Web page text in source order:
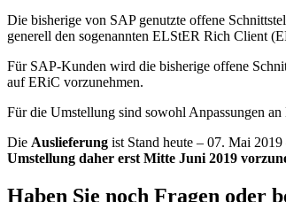
Die bisherige von SAP genutzte offene
generell den sogenannten ELStER Rich Client
Für SAP-Kunden wird die bisherige offene
auf ERiC vorzunehmen.
Für die Umstellung sind sowohl Anpassungen
Die Auslieferung ist Stand heute – 07. Mai 2019
Umstellung daher erst Mitte Juni 2019
Haben Sie noch Fragen oder